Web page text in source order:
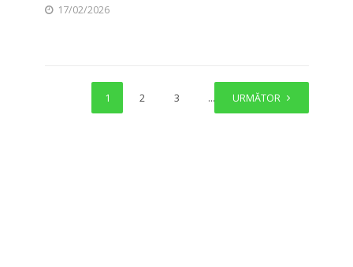
17/02/2026
1 2 3 … 8
URMĂTOR